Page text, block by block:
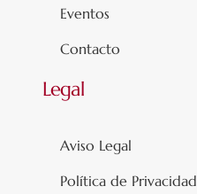
Eventos
Contacto
Legal
Aviso Legal
Política de Privacidad